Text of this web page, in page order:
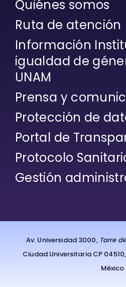
Ruta de atención
Información
igualdad de
UNAM
Prensa y
Protección de
Portal de
Protocolo
Gestión
Av. Universidad 3000,Torre
Ciudad Universitaria CP
México